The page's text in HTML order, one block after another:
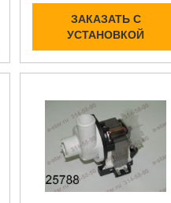
ЗАКАЗАТЬ С
УСТАНОВКОЙ